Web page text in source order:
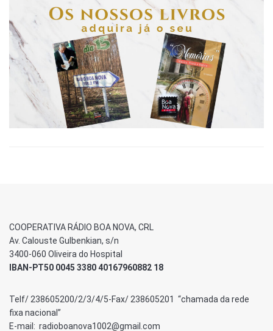
COOPERATIVA RÁDIO BOA NOVA, CRL
Av. Calouste Gulbenkian, s/n
3400-060 Oliveira do Hospital
IBAN-PT50 0045 3380 40167960882 18
Telf/ 238605200/2/3/4/5-Fax/ 238605201 “chamada da rede
fixa nacional”
E-mail: radioboanova1002@gmail.com